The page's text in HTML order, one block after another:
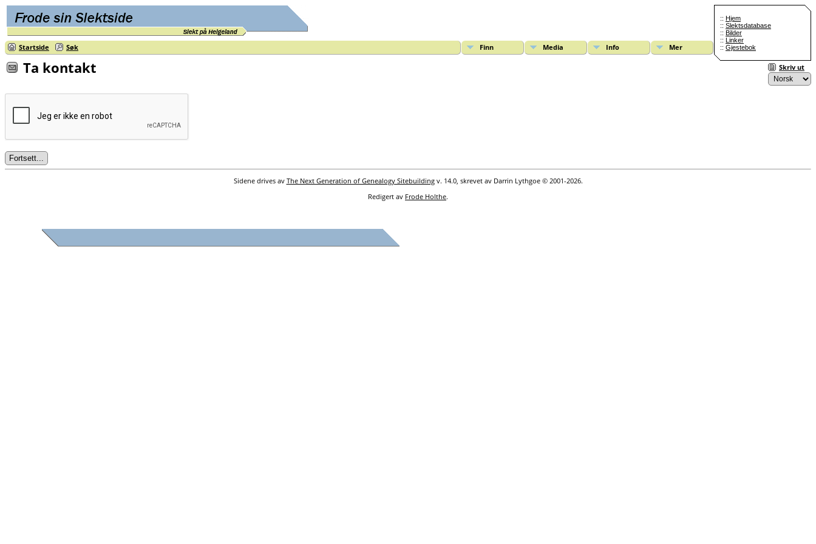
:: Hjem
:: Slektsdatabase
:: Bilder
:: Linker
:: Gjestebok
Finn Media Info Mer
Startside Søk
Skriv ut
Ta kontakt
Sidene drives av The Next Generation of Genealogy Sitebuildingv. 14.0, skrevet av Darrin Lythgoe © 2001-2026.
Redigert av Frode Holthe.